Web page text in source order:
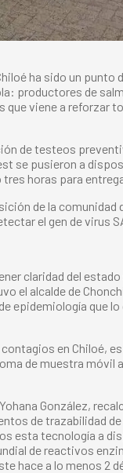
ha sido un
productores de
viene a reforzar
de testeos
se pusieron a
horas para
de la
el gen de virus
claridad del
el alcalde de
epidemiología que
en Chiloé,
de muestra móvil
González,
de trazabilidad
tecnología a
de reactivos
hace a lo menos 2